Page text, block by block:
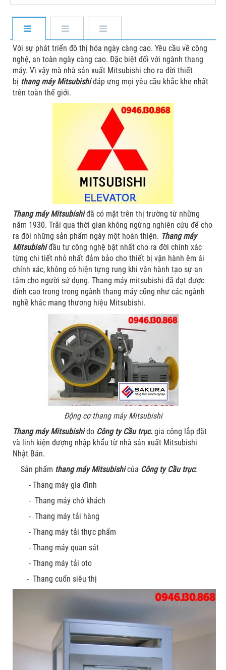
Với sự phát triển đô thị hóa ngày càng cao. Yêu cầu về công
nghệ, an toàn ngày càng cao. Đặc biệt đối với ngành thang
máy. Vì vậy mà nhà sản xuất Mitsubishi cho ra đời thiết
bị thang máy Mitsubishiđáp ưng mọi yêu cầu khắc khe nhất
trên toàn thế giới.
Thang máy Mitsubishiđã có mặt trên thị trường từ những
năm 1930. Trãi qua thời gian không ngừng nghiên cứu để cho
ra đời những sản phẩm ngày một hoàn thiện. Thang máy
Mitsubishiđầu tư công nghệ bật nhất cho ra đời chính xác
từng chi tiết nhỏ nhất đảm bảo cho thiết bị vận hành êm ái
chính xác, không có hiện tựng rung khi vận hành tạo sự an
tâm cho người sử dụng. Thang máy mitsubishi đã đạt được
đỉnh cao trong trong ngành thang máy cũng như các ngành
nghề khác mang thương hiệu Mitsubishi.
Động cơ thang máy Mitsubishi
Thang máy Mitsubishido Công ty Cầu trục. gia công lắp đặt
và linh kiện đượng nhập khẩu từ nhà sản xuất Mitsubishi
Nhật Bản.
Sản phẩm thang máy Mitsubishicủa Công ty Cầu trục:
- Thang máy gia đình
- Thang máy chở khách
- Thang máy tải hàng
- Thang máy tải thực phẩm
- Thang máy quan sát
- Thang máy tải oto
- Thang cuốn siêu thị